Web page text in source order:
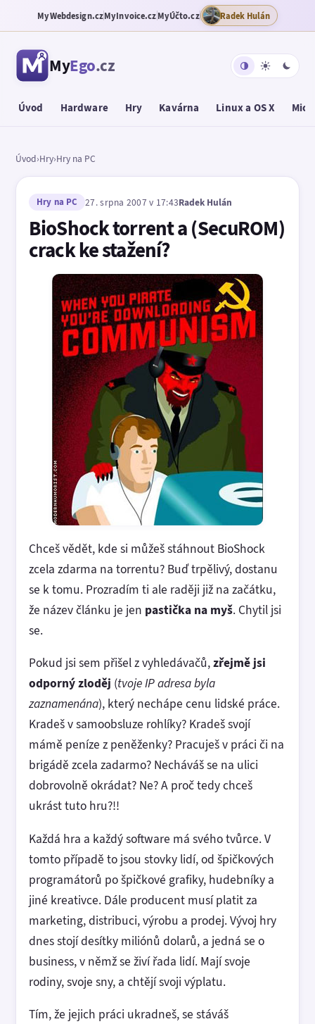
MyWebdesign.czMyInvoice.czMyÚčto.cz Radek Hulán
MyEgo.cz
Úvod Hardware Hry Kavárna Linux a OS X
Úvod›Hry›Hry na PC
Hry na PC 27. srpna 2007 v 17:43Radek Hulán
BioShock torrent a (SecuROM)
crack ke stažení?
Chceš vědět, kde si můžeš stáhnout BioShock
zcela zdarma na torrentu? Buď trpělivý, dostanu
se k tomu. Prozradím ti ale raději již na začátku,
že název článku je jen pastička na myš. Chytil jsi
se.
Pokud jsi sem přišel z vyhledávačů,zřejmě jsi
odporný zloděj (tvoje IP adresa byla
zaznamenána), který nechápe cenu lidské práce.
Kradeš v samoobsluze rohlíky? Kradeš svojí
mámě peníze z peněženky? Pracuješ v práci či na
brigádě zcela zadarmo? Necháváš se na ulici
dobrovolně okrádat? Ne? A proč tedy chceš
ukrást tuto hru?!!
Každá hra a každý software má svého tvůrce. V
tomto případě to jsou stovky lidí, od špičkových
programátorů po špičkové grafiky, hudebníky a
jiné kreativce. Dále producent musí platit za
marketing, distribuci, výrobu a prodej. Vývoj hry
dnes stojí desítky miliónů dolarů, a jedná se o
business, v němž se živí řada lidí. Mají svoje
rodiny, svoje sny, a chtějí svoji výplatu.
Tím, že jejich práci ukradneš, se stáváš